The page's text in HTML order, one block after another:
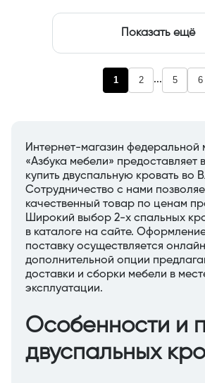
Показать ещё
1 2 ... 5 6
Интернет-магазин федеральной
«Азбука мебели» предоставляет
купить двуспальную кровать во
Сотрудничество с нами
качественный товар по ценам
Широкий выбор 2-х спальных
в каталоге на сайте.
поставку осуществляется
дополнительной опции
доставки и сборки мебели в
эксплуатации.
Особенности и
двуспальных